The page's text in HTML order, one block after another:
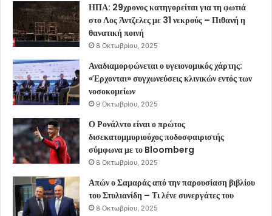
ΗΠΑ: 29χρονος κατηγορείται για τη φωτιά
στο Λος Άντζελες με 31 νεκρούς – Πιθανή η
θανατική ποινή
8 Οκτωβρίου, 2025
Αναδιαμορφώνεται ο υγειονομικός χάρτης:
«Έρχονται» συγχωνεύσεις κλινικών εντός των
νοσοκομείων
9 Οκτωβρίου, 2025
Ο Ρονάλντο είναι ο πρώτος
δισεκατομμυριούχος ποδοσφαιριστής
σύμφωνα με το Bloomberg
8 Οκτωβρίου, 2025
Απών ο Σαμαράς από την παρουσίαση βιβλίου
του Στυλιανίδη – Τι λένε συνεργάτες του
8 Οκτωβρίου, 2025